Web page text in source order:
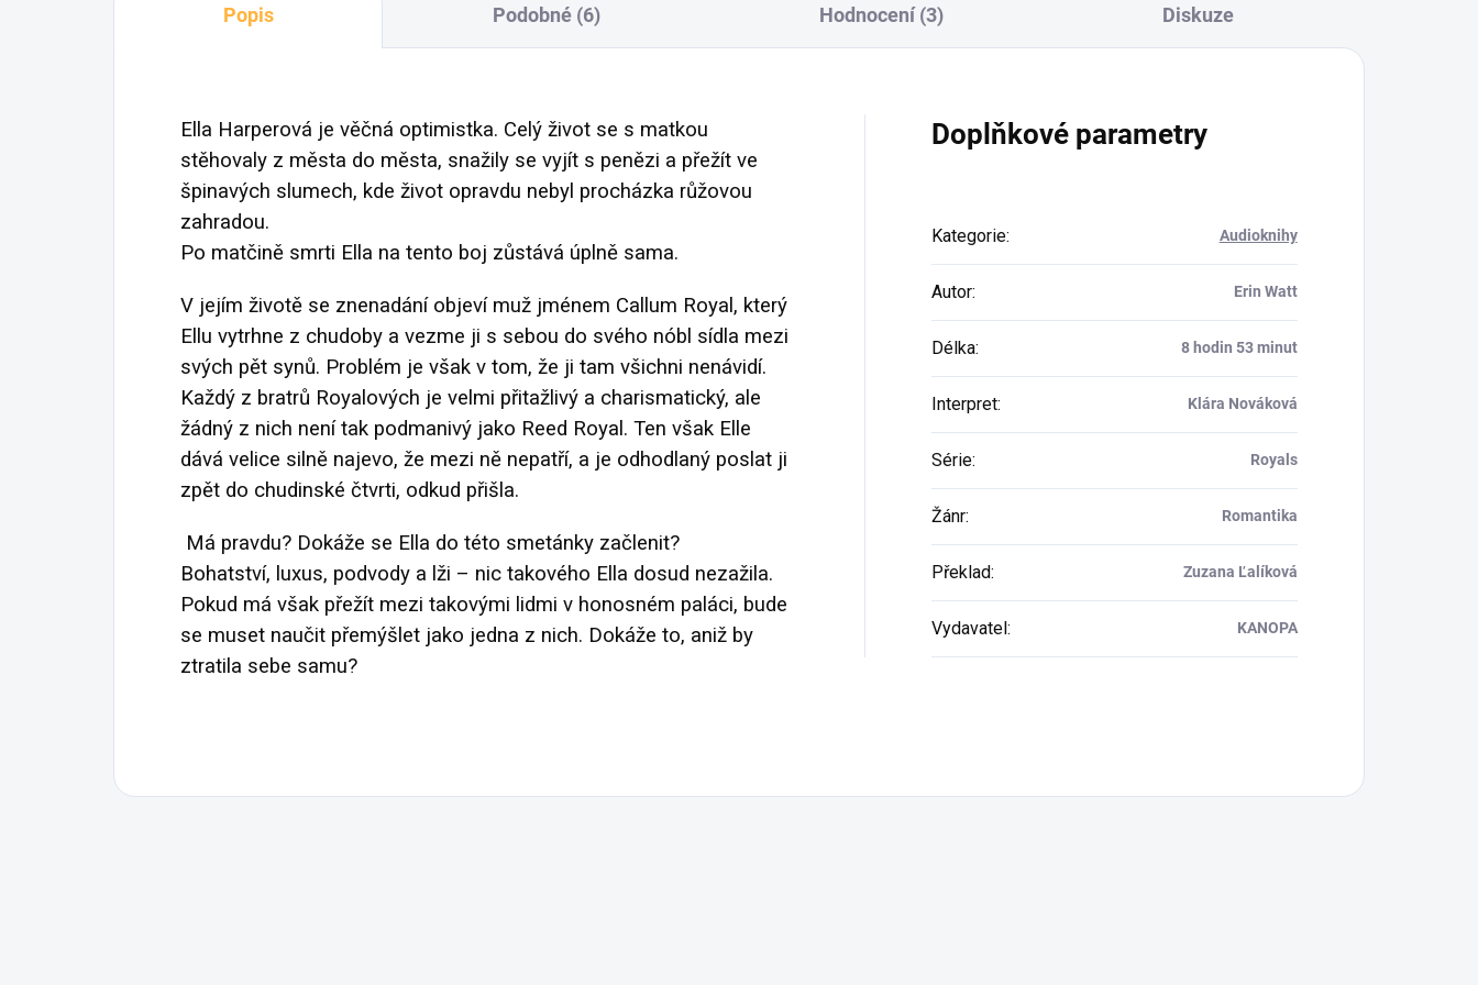
Popis Podobné (6) Hodnocení (3) Diskuze
Ella Harperová je věčná optimistka. Celý život se s matkou
stěhovaly z města do města, snažily se vyjít s penězi a přežít ve
špinavých slumech, kde život opravdu nebyl procházka růžovou
zahradou.
Po matčině smrti Ella na tento boj zůstává úplně sama.
V jejím životě se znenadání objeví muž jménem Callum Royal, který
Ellu vytrhne z chudoby a vezme ji s sebou do svého nóbl sídla mezi
svých pět synů. Problém je však v tom, že ji tam všichni nenávidí.
Každý z bratrů Royalových je velmi přitažlivý a charismatický, ale
žádný z nich není tak podmanivý jako Reed Royal. Ten však Elle
dává velice silně najevo, že mezi ně nepatří, a je odhodlaný poslat ji
zpět do chudinské čtvrti, odkud přišla.
Má pravdu? Dokáže se Ella do této smetánky začlenit?
Bohatství, luxus, podvody a lži – nic takového Ella dosud nezažila.
Pokud má však přežít mezi takovými lidmi v honosném paláci, bude
se muset naučit přemýšlet jako jedna z nich. Dokáže to, aniž by
ztratila sebe samu?
Doplňkové parametry
Kategorie: Audioknihy
Autor: Erin Watt
Délka: 8 hodin 53 minut
Interpret: Klára Nováková
Série: Royals
Žánr: Romantika
Překlad: Zuzana Ľalíková
Vydavatel : KANOPA